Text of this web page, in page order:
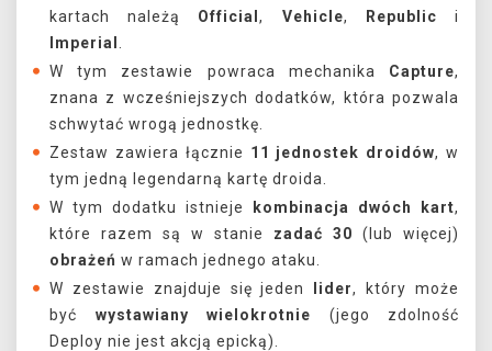
kartach należą Official, Vehicle, Republic i
Imperial
W tym zestawie powraca mechanika Capture,
znana z wcześniejszych dodatków, która pozwala
schwytać wrogą jednostkę.
Zestaw zawiera łącznie 11 jednostek droidów, w
tym jedną legendarną kartę droida.
W tym dodatku istnieje
kombinacja dwóch kart,
które razem są w stanie zadać 30 (lub więcej)
obrażeń w ramach jednego ataku.
W zestawie znajduje się jeden
lider, który może
być wystawiany wielokrotnie (jego zdolność
Deploy nie jest akcją epicką).